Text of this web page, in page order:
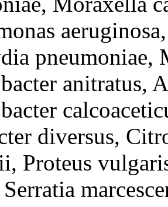
pneumoniae,
anitratus,
diversus,
Proteus